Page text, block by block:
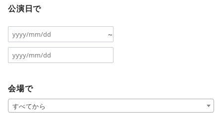
公演日で
～
会場で
すべてから